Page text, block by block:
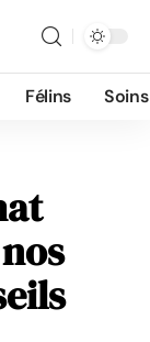
Félins Soins